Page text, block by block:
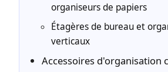
organiseurs de papiers
Étagères de bureau et
verticaux
Accessoires d'organisation